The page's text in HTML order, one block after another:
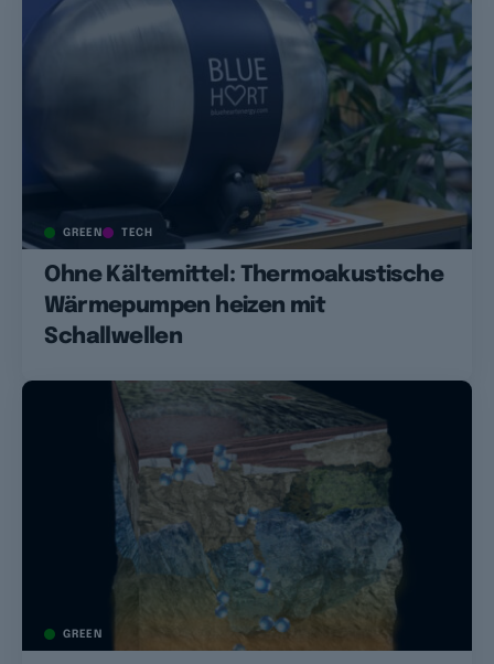
GREEN TECH
Ohne Kältemittel: Thermoakustische
Wärmepumpen heizen mit
Schallwellen
GREEN